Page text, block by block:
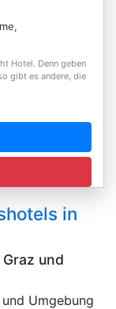
Hotel. Denn geben
gibt es andere, die
in
und
Umgebung